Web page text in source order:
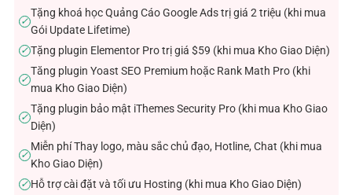
✓
Tặng khoá học Quảng Cáo Google Ads trị giá 2 triệu (khi mua
Gói Update Lifetime)
✓Tặng plugin Elementor Pro trị giá $59 (khi mua Kho Giao Diện)
✓
Tăng plugin Yoast SEO Premium hoặc Rank Math Pro (khi
mua Kho Giao Diện)
✓
Tặng plugin bảo mật iThemes Security Pro (khi mua Kho Giao
Diện)
✓
Miễn phí Thay logo, màu sắc chủ đạo, Hotline, Chat (khi mua
Kho Giao Diện)
✓Hỗ trợ cài đặt và tối ưu Hosting (khi mua Kho Giao Diện)